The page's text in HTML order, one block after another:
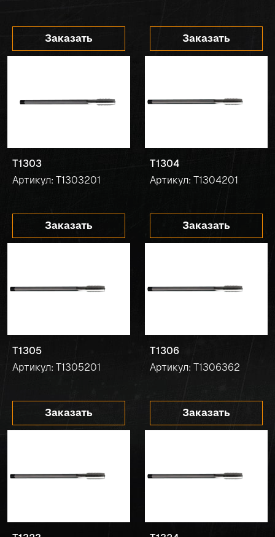
Заказать Заказать
T1303
Артикул: T1303201
Заказать
T1304
Артикул: T1304201
Заказать
T1305
Артикул: T1305201
Заказать
T1306
Артикул: T1306362
Заказать